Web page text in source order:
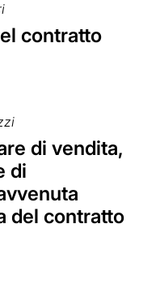
contratto
di vendita,
di
del contratto